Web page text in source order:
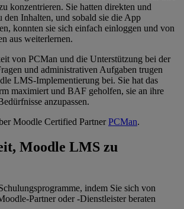
konzentrieren. Sie hatten direkten und
den Inhalten, und sobald sie die App
konnten sie sich einfach einloggen und von
aus weiterlernen.
von PCMan und die Unterstützung bei der
und administrativen Aufgaben trugen
LMS-Implementierung bei. Sie hat das
maximiert und BAF geholfen, sie an ihre
anzupassen.
Moodle Certified PartnerPCMan.
Moodle LMS zu
indem Sie sich von
Partner oder -Dienstleister beraten